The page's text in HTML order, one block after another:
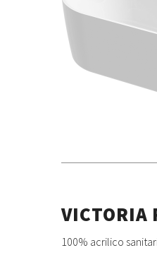
VICTORIA
100% acrilico